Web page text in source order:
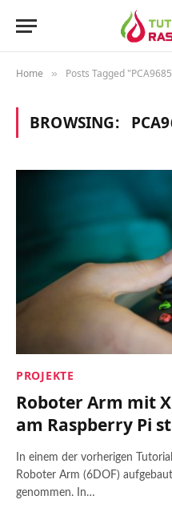
Home » Posts Tagged
BROWSING:
PROJEKTE
Roboter Arm mit
am Raspberry Pi
In einem der vorherigen
Roboter Arm (6DOF)
genommen. In…